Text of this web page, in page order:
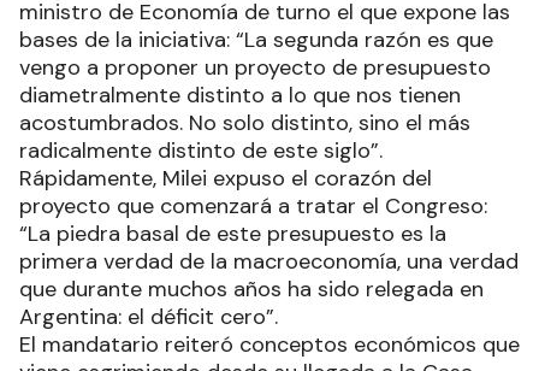
ministro de Economía de turno el que expone las
bases de la iniciativa: “La segunda razón es que
vengo a proponer un proyecto de presupuesto
diametralmente distinto a lo que nos tienen
acostumbrados. No solo distinto, sino el más
radicalmente distinto de este siglo”.
Rápidamente, Milei expuso el corazón del
proyecto que comenzará a tratar el Congreso:
“La piedra basal de este presupuesto es la
primera verdad de la macroeconomía, una verdad
que durante muchos años ha sido relegada en
Argentina: el déficit cero”.
El mandatario reiteró conceptos económicos que